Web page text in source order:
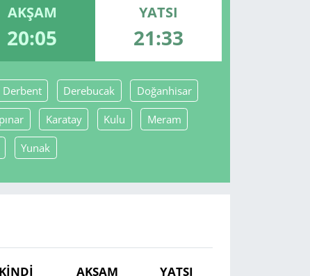
AKŞAM
20:05
YATSI
21:33
Derbent Derebucak Doğanhisar
Karatay Kulu Meram
Yunak
AKŞAM
YATSI